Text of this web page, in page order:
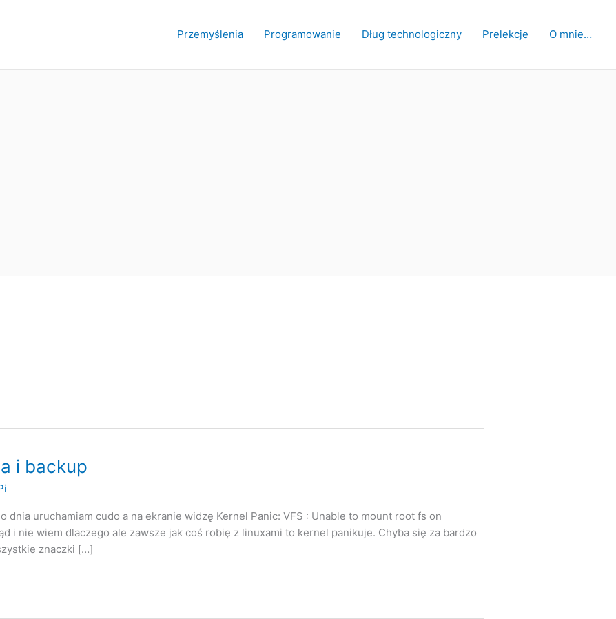
Przemyślenia Programowanie Dług technologiczny Prelekcje O mnie…
i backup
dnia uruchamiam cudo a na ekranie widzę Kernel Panic: VFS : Unable to mount root fs on
i nie wiem dlaczego ale zawsze jak coś robię z linuxami to kernel panikuje. Chyba się za bardzo
znaczki […]